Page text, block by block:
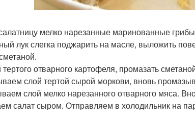
мелко нарезанные маринованные
лук слегка поджарить на масле, выложить
отварного картофеля, промазать
слой тертой сырой моркови, вновь
слой мелко нарезанного отварного мяса.
салат сыром. Отправляем в холодильник на